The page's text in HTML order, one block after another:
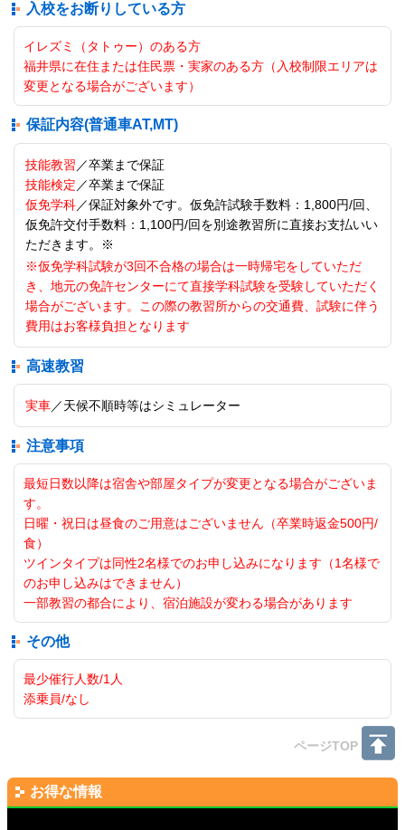
入校をお断りしている方
イレズミ（タトゥー）のある方
福井県に在住または住民票・実家のある方（入校制限エリアは
変更となる場合がございます）
保証内容(普通車AT,MT)
技能教習 ／卒業まで保証
技能検定 ／卒業まで保証
仮免学科／保証対象外です。仮免許試験手数料：1,800円/回、
仮免許交付手数料：1,100円/回を別途教習所に直接お支払いい
ただきます。※
※仮免学科試験が3回不合格の場合は一時帰宅をしていただ
き、地元の免許センターにて直接学科試験を受験していただく
場合がございます。この際の教習所からの交通費、試験に伴う
費用はお客様負担となります
高速教習
実車／天候不順時等はシミュレーター
注意事項
最短日数以降は宿舎や部屋タイプが変更となる場合がございま
す。
日曜・祝日は昼食のご用意はございません（卒業時返金500円/
食）
ツインタイプは同性2名様でのお申し込みになります（1名様で
のお申し込みはできません）
一部教習の都合により、宿泊施設が変わる場合があります
その他
最少催行人数/1人
添乗員/なし
ページTOP
お得な情報